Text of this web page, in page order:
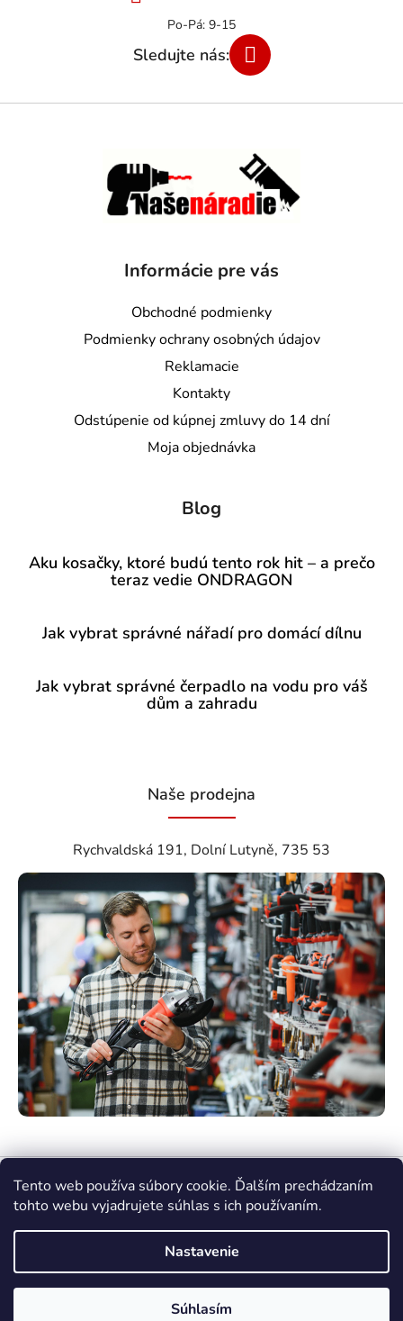
Tento web používa súbory cookie. Ďalším prechádzaním
tohto webu vyjadrujete súhlas s ich používaním.
Nastavenie
Súhlasím
Informácie pre vás
Obchodné podmienky
Podmienky ochrany osobných údajov
Reklamacie
Kontakty
Odstúpenie od kúpnej zmluvy do 14 dní
Moja objednávka
Blog
Aku kosačky, ktoré budú tento rok hit – a prečo
teraz vedie ONDRAGON
Jak vybrat správné nářadí pro domácí dílnu
Jak vybrat správné čerpadlo na vodu pro váš
dům a zahradu
Naše prodejna
Rychvaldská 191, Dolní Lutyně, 735 53
Vytvoril Shoptet Premium
nasenaradie.sk